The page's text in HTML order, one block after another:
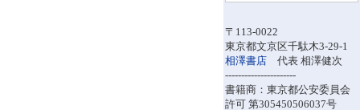
〒113-0022
東京都文京区千駄木3-29-1
相澤書店 代表 相澤健次
----------------------
書籍商：東京都公安委員会
許可 第305450506037号